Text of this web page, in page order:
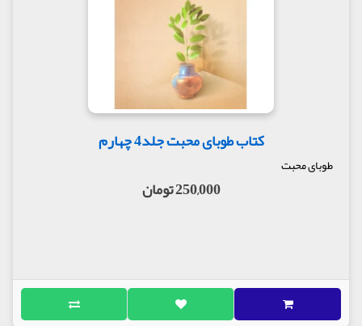
کتاب طوبای محبت جلد4 چهارم
طوبای محبت
250,000 تومان